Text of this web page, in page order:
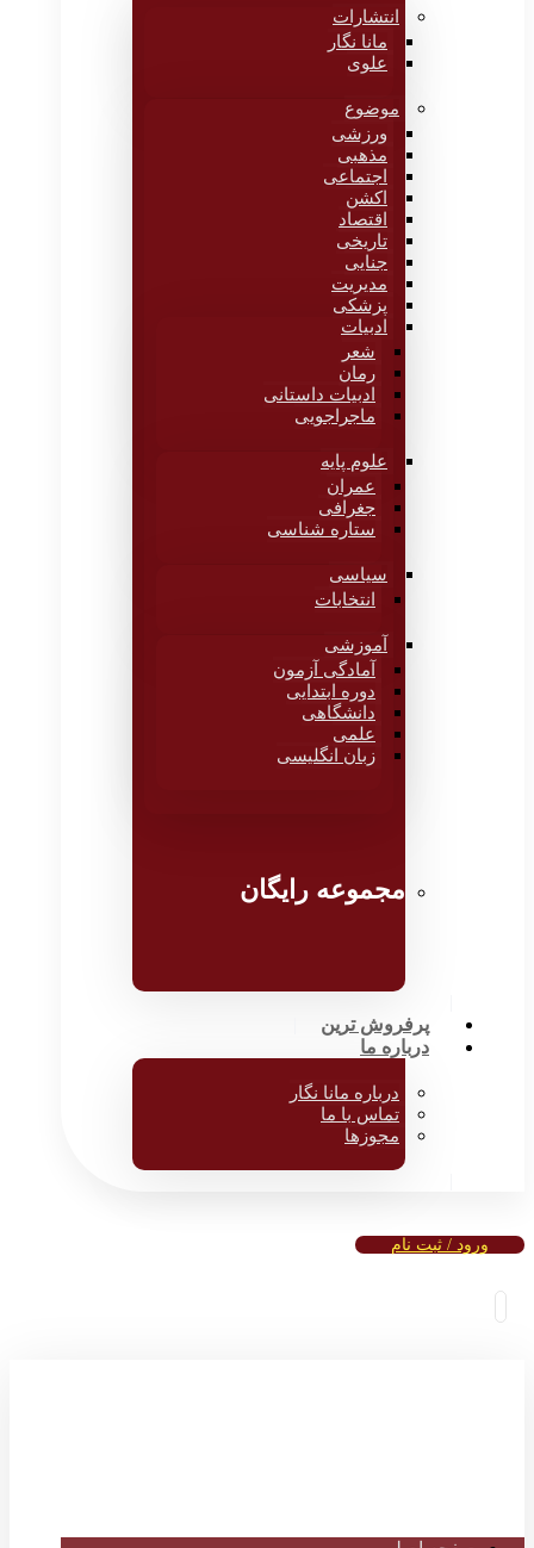
انتشارات
مانا نگار
علوی
موضوع
ورزشی
مذهبی
اجتماعی
اکشن
اقتصاد
تاریخی
جنایی
مدیریت
پزشکی
ادبیات
شعر
رمان
ادبیات داستانی
ماجراجویی
علوم پایه
عمران
جغرافی
ستاره شناسی
سیاسی
انتخابات
آموزشی
آمادگی آزمون
دوره ابتدایی
دانشگاهی
علمی
زبان انگلیسی
مجموعه رایگان
پرفروش ترین
درباره ما
درباره مانا نگار
تماس با ما
مجوزها
ورود / ثبت نام